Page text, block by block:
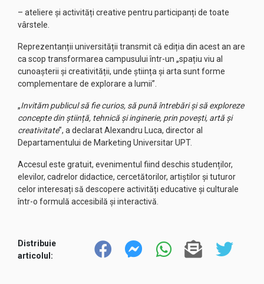
– ateliere și activități creative pentru participanți de toate
vârstele.
Reprezentanții universității transmit că ediția din acest an are
ca scop transformarea campusului într-un „spațiu viu al
cunoașterii și creativității, unde știința și arta sunt forme
complementare de explorare a lumii”.
„Invităm publicul să fie curios, să pună întrebări și să exploreze
concepte din știință, tehnică și inginerie, prin povești, artă și
creativitate”, a declarat Alexandru Luca, director al
Departamentului de Marketing Universitar UPT.
Accesul este gratuit, evenimentul fiind deschis studenților,
elevilor, cadrelor didactice, cercetătorilor, artiștilor și tuturor
celor interesați să descopere activități educative și culturale
într-o formulă accesibilă și interactivă.
Distribuie
articolul: